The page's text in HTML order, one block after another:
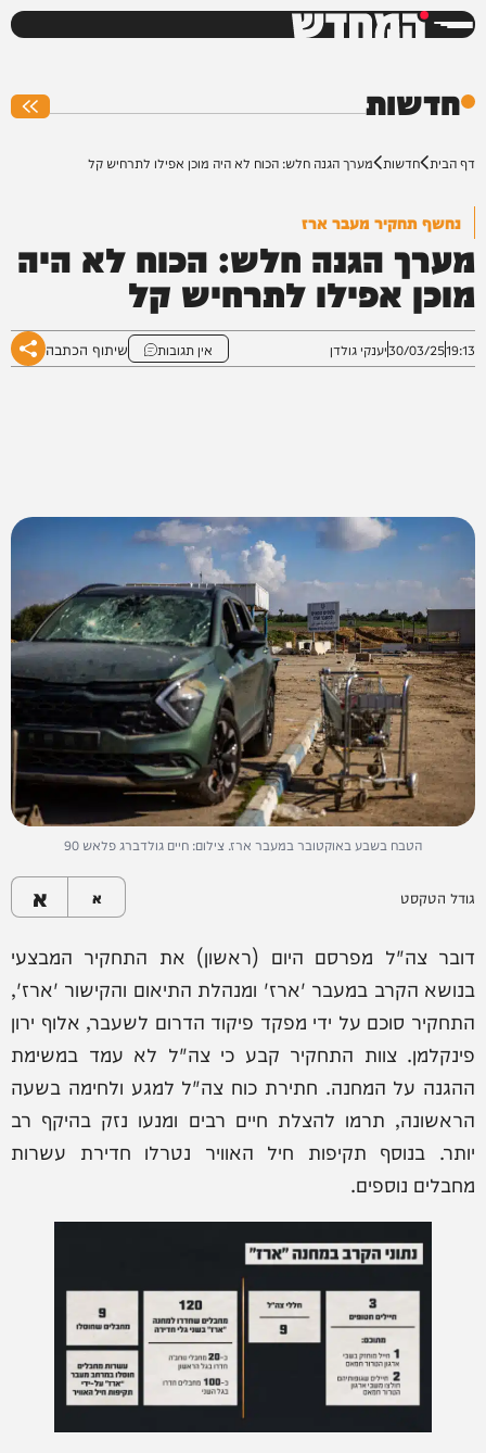
המחדש
חדשות
דף הבית חדשות מערך הגנה חלש: הכוח לא היה מוכן אפילו לתרחיש קל
נחשף תחקיר מעבר ארז
מערך הגנה חלש: הכוח לא היה
מוכן אפילו לתרחיש קל
19:13
30/03/25יענקי גולדן אין תגובות שיתוף הכתבה
הטבח בשבע באוקטובר במעבר ארז. צילום: חיים גולדברג פלאש 90
גודל הטקסט א א
דובר צה"ל מפרסם היום (ראשון) את התחקיר המבצעי
בנושא הקרב במעבר 'ארז' ומנהלת התיאום והקישור 'ארז',
התחקיר סוכם על ידי מפקד פיקוד הדרום לשעבר, אלוף ירון
פינקלמן. צוות התחקיר קבע כי צה"ל לא עמד במשימת
ההגנה על המחנה. חתירת כוח צה"ל למגע ולחימה בשעה
הראשונה, תרמו להצלת חיים רבים ומנעו נזק בהיקף רב
יותר. בנוסף תקיפות חיל האוויר נטרלו חדירת עשרות
מחבלים נוספים.